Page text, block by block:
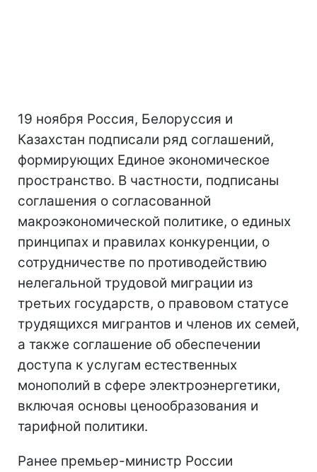
19 ноября Россия, Белоруссия и
Казахстан подписали ряд соглашений,
формирующих Единое экономическое
пространство. В частности, подписаны
соглашения о согласованной
макроэкономической политике, о единых
принципах и правилах конкуренции, о
сотрудничестве по противодействию
нелегальной трудовой миграции из
третьих государств, о правовом статусе
трудящихся мигрантов и членов их семей,
а также соглашение об обеспечении
доступа к услугам естественных
монополий в сфере электроэнергетики,
включая основы ценообразования и
тарифной политики.
Ранее премьер-министр России